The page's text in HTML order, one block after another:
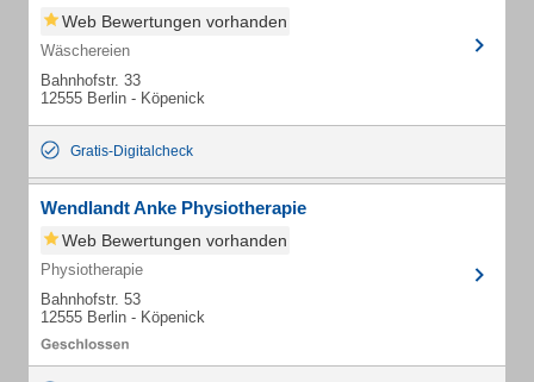
Web Bewertungen vorhanden
Wäschereien
Bahnhofstr. 33
12555 Berlin - Köpenick
Gratis-Digitalcheck
Wendlandt Anke Physiotherapie
Web Bewertungen vorhanden
Physiotherapie
Bahnhofstr. 53
12555 Berlin - Köpenick